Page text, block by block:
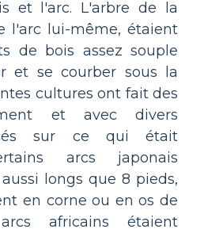
et l'arc. L'arbre de la
l'arc lui-même, étaient
de bois assez souple
et se courber sous la
cultures ont fait des
et avec divers
sur ce qui était
arcs japonais
longs que 8 pieds,
en corne ou en os de
africains étaient